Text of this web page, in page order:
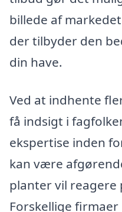
billede af
der tilbyder den
din have.
Ved at indhente
få indsigt i
ekspertise inden
kan være
planter vil reagere
Forskellige